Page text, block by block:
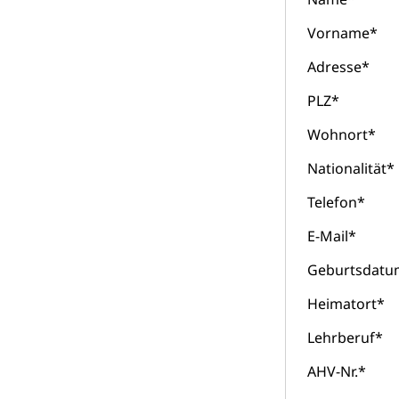
Vorname*
Adresse*
PLZ*
Wohnort*
Nationalität*
Telefon*
E-Mail*
Heimatort*
Lehrberuf*
AHV-Nr.*
Volksrechte
Kantonale
Steuern
Ombudsstellen
Vermittler,
Umgang mit
Rassismus
Anlaufstelle
Strafregister
Strafrecht,
Vormund,